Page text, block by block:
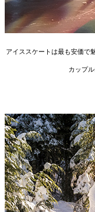
アイススケートは最も安価で
カップ